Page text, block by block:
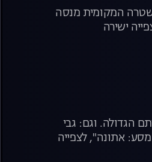
המקומית מנסה
ישירה
הגדולה. וגם: גבי
מסע: אתונה", לצפייה